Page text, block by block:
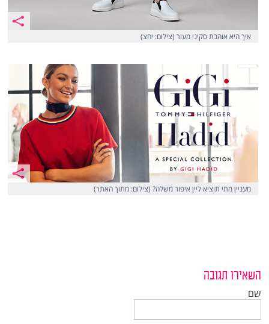
איך היא אוהבת סקיני מעור (צילום: יחצ)
מעניין מתי תוציא ליין איפור משלה? (צילום: מתוך האתר)
השאירו תגובה
שם